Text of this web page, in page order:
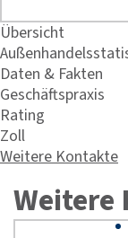
Übersicht
Daten & Fakten
Geschäftspraxis
Rating
Zoll
Weitere Kontakte
Weitere